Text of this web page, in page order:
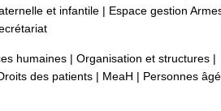
et infantile
Espace gestion
humaines Organisation et structures
des patients MeaH
Personnes